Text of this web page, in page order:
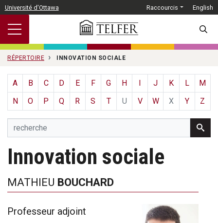
Passer au contenu principal
Université d'Ottawa Raccourcis English
RÉPERTOIRE INNOVATION SOCIALE
A B C D E F G H J K L
M
N
O P Q R S T U V W X Y Z
Innovation sociale
MATHIEU BOUCHARD
Professeur adjoint